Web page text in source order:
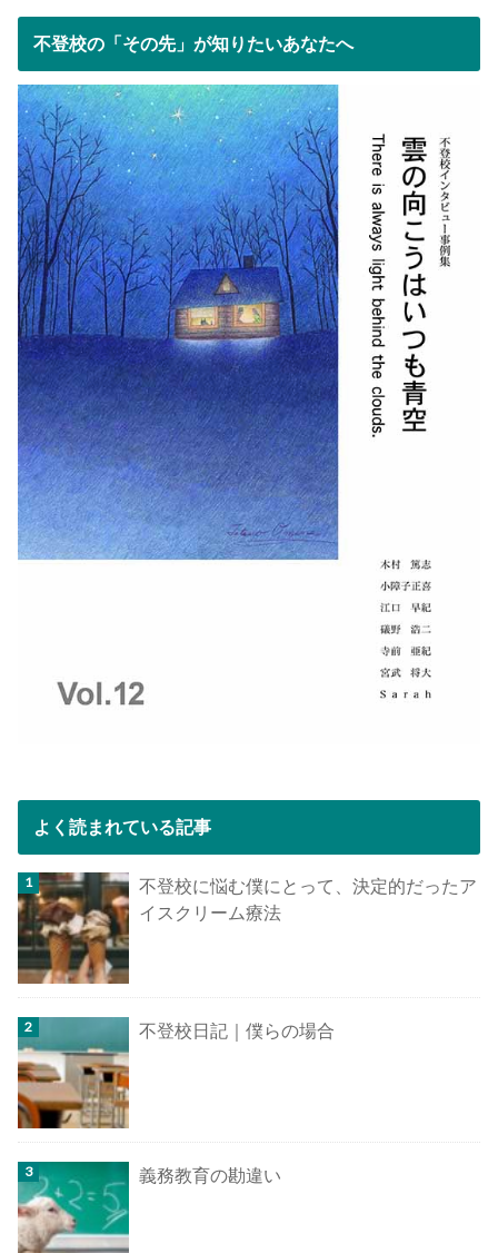
不登校の「その先」が知りたいあなたへ
よく読まれている記事
不登校に悩む僕にとって、決定的だったア
イスクリーム療法
不登校日記｜僕らの場合
義務教育の勘違い